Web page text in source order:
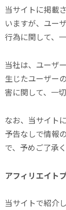
当サイトに掲載
いますが、ユー
行為に関して、
当社は、ユーザ
生じたユーザー
害に関して、一
なお、当サイト
予告なしで情報
で、予めご了承
アフィリエイト
当サイトで紹介